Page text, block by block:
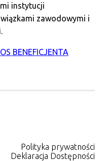
instytucji
zawodowymi i
BENEFICJENTA
Polityka prywatności
Deklaracja Dostępności